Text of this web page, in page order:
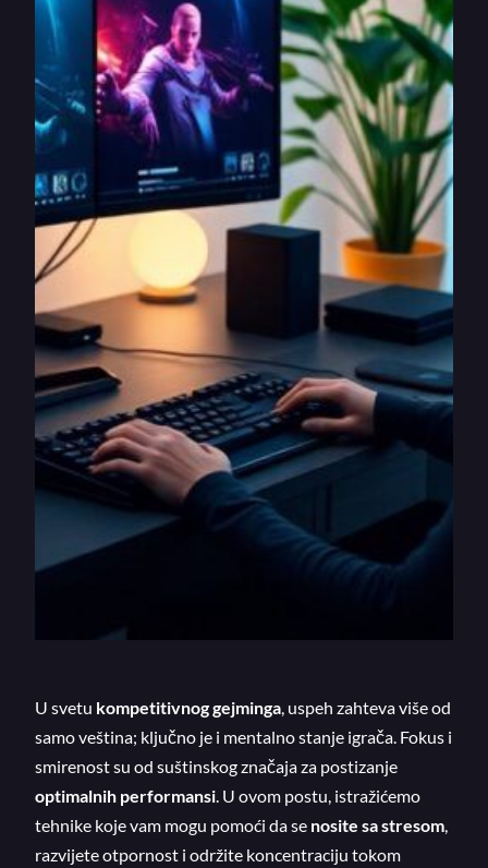
U svetu kompetitivnog gejminga , uspeh zahteva više od
samo veština; ključno je i mentalno stanje igrača. Fokus i
smirenost su od suštinskog značaja za postizanje
optimalnih performansi . U ovom postu, istražićemo
tehnike koje vam mogu pomoći da se nosite sa stresom
razvijete otpornost i održite koncentraciju tokom